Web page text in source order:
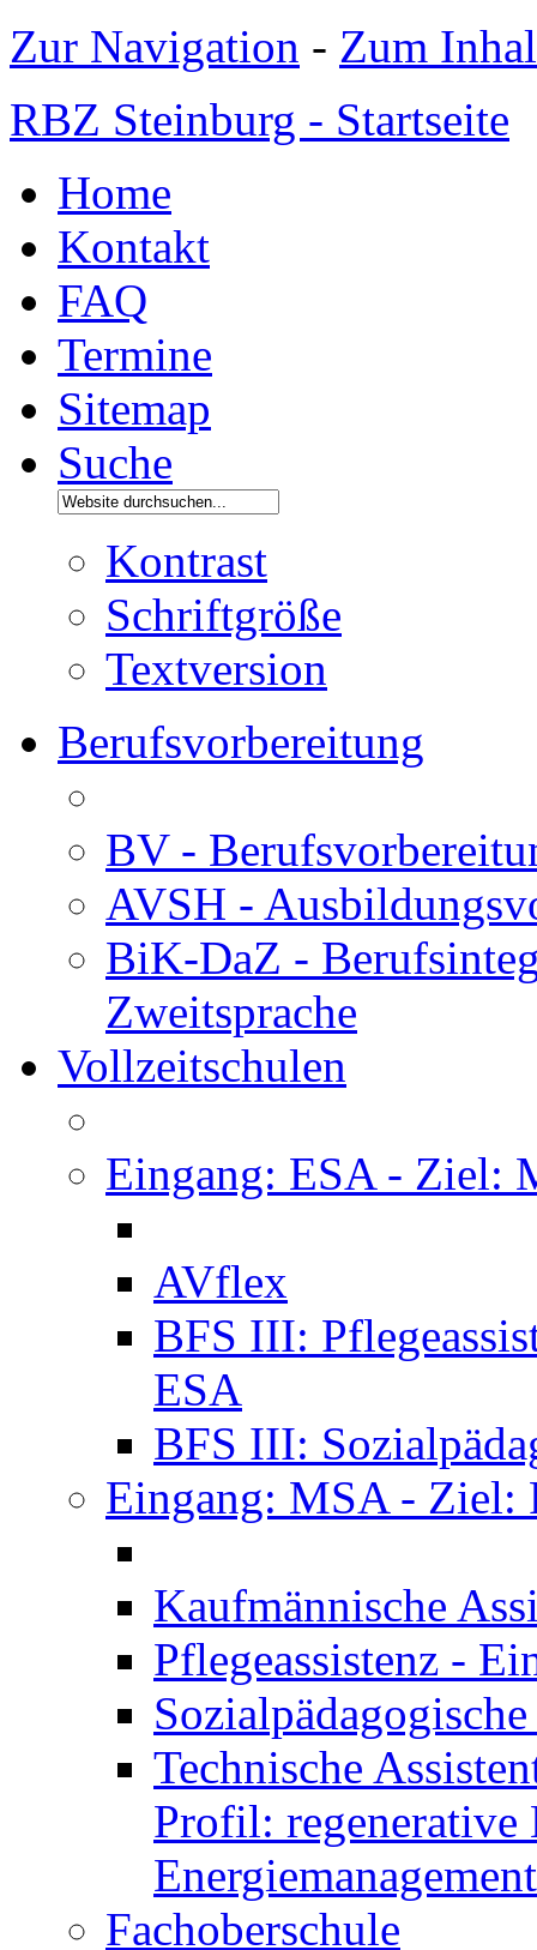
Zur Navigation - Zum
RBZ Steinburg - Startseite
Home
Kontakt
FAQ
Termine
Sitemap
Suche
Kontrast
Schriftgröße
Textversion
Berufsvorbereitung
BV -
AVSH -
BiK-DaZ -
Zweitsprache
Vollzeitschulen
Eingang: ESA - Ziel:
AVflex
BFS III:
ESA
BFS III:
Eingang: MSA - Ziel:
Kaufmännische
Pflegeassistenz -
Technische
Profil: regenerative
Energiemanagement
Fachoberschule